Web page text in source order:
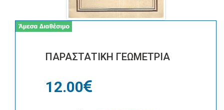
ΠΑΡΑΣΤΑΤΙΚΗ ΓΕΩΜΕΤΡΙΑ
12.00